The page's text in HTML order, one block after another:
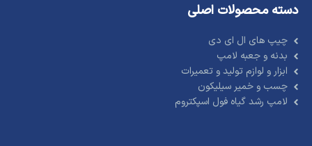
دسته محصولات اصلی
چیپ های ال ای دی
بدنه و جعبه لامپ
ابزار و لوازم تولید و تعمیرات
چسب و خمیر سیلیکون
لامپ رشد گیاه فول اسپکتروم